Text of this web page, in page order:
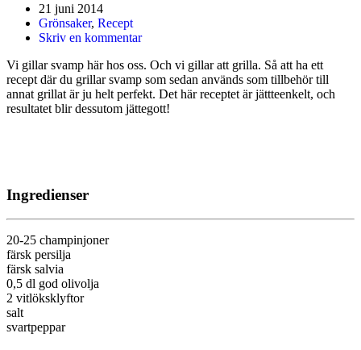
21 juni 2014
Grönsaker, Recept
Skriv en kommentar
Vi gillar svamp här hos oss. Och vi gillar att grilla. Så att ha ett
recept där du grillar svamp som sedan används som tillbehör till
annat grillat är ju helt perfekt. Det här receptet är jättteenkelt, och
resultatet blir dessutom jättegott!
Ingredienser
20-25 champinjoner
färsk persilja
färsk salvia
0,5 dl god olivolja
2 vitlöksklyftor
salt
svartpeppar